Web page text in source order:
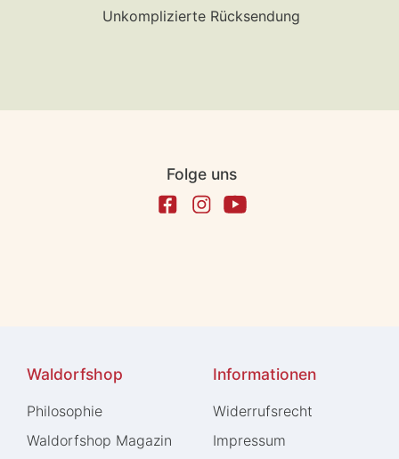
Unkomplizierte Rücksendung
Folge uns
Waldorfshop
Philosophie
Waldorfshop Magazin
Informationen
Widerrufs­recht
Impressum